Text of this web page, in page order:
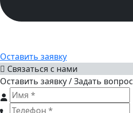
Оставить заявку
Связаться с нами
Оставить заявку / Задать вопрос